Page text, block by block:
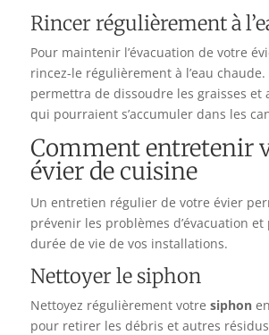
Rincer régulièrement à
Pour maintenir l’évacuation de votre
rincez-le régulièrement à l’eau
permettra de dissoudre les graisses et
qui pourraient s’accumuler dans les
Comment entretenir
évier de cuisine
Un entretien régulier de votre évier
prévenir les problèmes d’évacuation
durée de vie de vos installations.
Nettoyer le siphon
Nettoyez régulièrement votre siphon
pour retirer les débris et autres